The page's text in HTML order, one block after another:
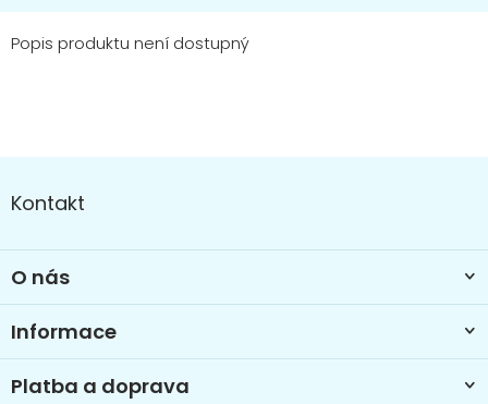
Popis produktu není dostupný
á
pKontakt
O nás
Informace
Platba a doprava